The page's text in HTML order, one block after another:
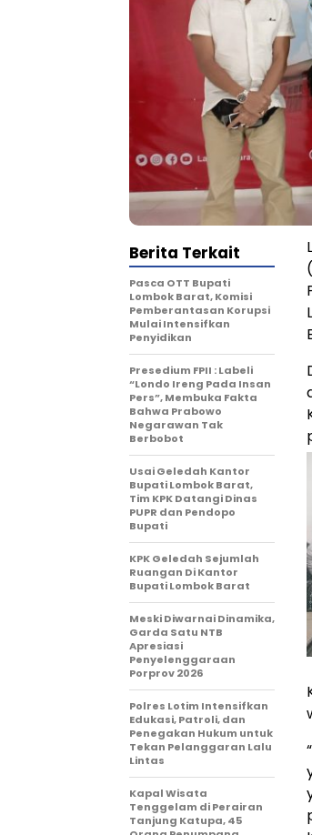
Berita Terkait
Pasca OTT Bupati
Lombok Barat, Komisi
Pemberantasan Korupsi
Mulai Intensifkan
Penyidikan
Presedium FPII : Labeli
“Londo Ireng Pada Insan
Pers”, Membuka Fakta
Bahwa Prabowo
Negarawan Tak
Berbobot
Usai Geledah Kantor
Bupati Lombok Barat,
Tim KPK Datangi Dinas
PUPR dan Pendopo
Bupati
KPK Geledah Sejumlah
Ruangan Di Kantor
Bupati Lombok Barat
Meski Diwarnai Dinamika,
Garda Satu NTB
Apresiasi
Penyelenggaraan
Porprov 2026 ‎
Polres Lotim Intensifkan
Edukasi, Patroli, dan
Penegakan Hukum untuk
Tekan Pelanggaran Lalu
Lintas
Kapal Wisata
Tenggelam di Perairan
Tanjung Katupa, 45